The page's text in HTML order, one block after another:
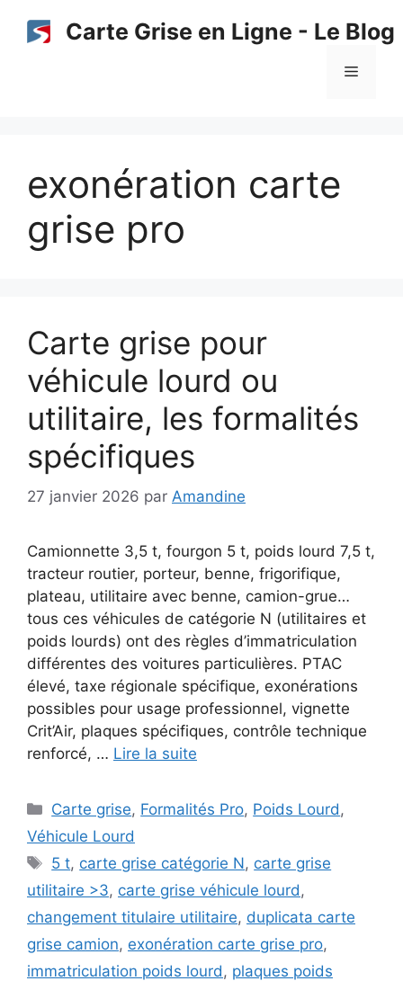
Carte Grise en Ligne - Le Blog
Menu
exonération carte
grise pro
Carte grise pour
véhicule lourd ou
utilitaire, les formalités
spécifiques
27 janvier 2026 par Amandine
Camionnette 3,5 t, fourgon 5 t, poids lourd 7,5 t,
tracteur routier, porteur, benne, frigorifique,
plateau, utilitaire avec benne, camion-grue…
tous ces véhicules de catégorie N (utilitaires et
poids lourds) ont des règles d’immatriculation
différentes des voitures particulières. PTAC
élevé, taxe régionale spécifique, exonérations
possibles pour usage professionnel, vignette
Crit’Air, plaques spécifiques, contrôle technique
renforcé, … Lire la suite
Catégories
Carte grise, Formalités Pro, Poids Lourd ,
Véhicule Lourd
Étiquettes
5 t, carte grise catégorie N, carte grise
utilitaire >3, carte grise véhicule lourd ,
changement titulaire utilitaire, duplicata carte
grise camion, exonération carte grise pro,
immatriculation poids lourd , plaques poids